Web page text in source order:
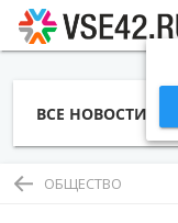
ВСЕ НОВОСТИ
ОБЩЕСТВО